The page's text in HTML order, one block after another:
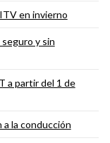
en invierno
y sin
a partir del 1 de
la conducción